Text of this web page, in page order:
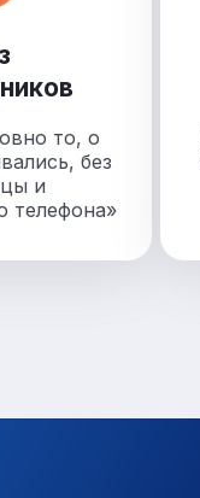
то, о
без
и
телефона»